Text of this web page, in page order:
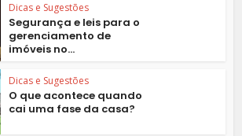
Dicas e Sugestões
Segurança e leis para o
gerenciamento de
imóveis no...
Dicas e Sugestões
O que acontece quando
cai uma fase da casa?